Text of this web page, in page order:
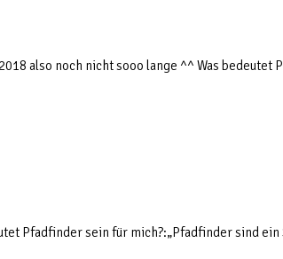
also noch nicht sooo lange ^^ Was
Pfadfinder sein für mich?:„Pfadfinder sind